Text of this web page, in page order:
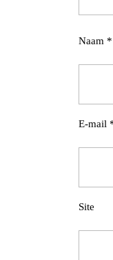
Naam *
E-mail
Site